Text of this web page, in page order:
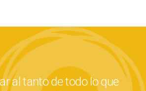
al tanto de todo lo que